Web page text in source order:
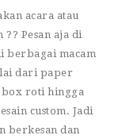
acara atau
Pesan aja di
berbagai macam
dari paper
box roti hingga
custom. Jadi
berkesan dan